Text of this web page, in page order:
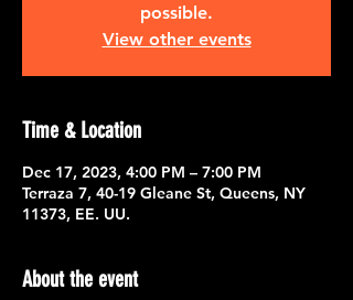
possible.
View other events
Time & Location
Dec 17, 2023, 4:00 PM – 7:00 PM
Terraza 7, 40-19 Gleane St, Queens, NY
11373, EE. UU.
About the event